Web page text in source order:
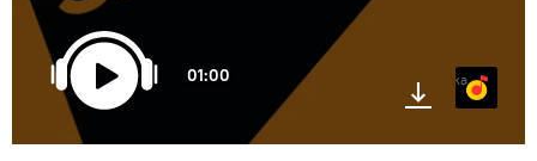
01:00 Яндекс.Музыка